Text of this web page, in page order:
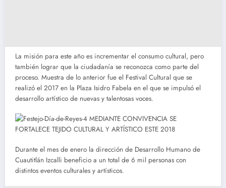
La misión para este año es incrementar el consumo cultural, pero
también lograr que la ciudadanía se reconozca como parte del
proceso. Muestra de lo anterior fue el Festival Cultural que se
realizó el 2017 en la Plaza Isidro Fabela en el que se impulsó el
desarrollo artístico de nuevas y talentosas voces.
Durante el mes de enero la dirección de Desarrollo Humano de
Cuautitlán Izcalli beneficio a un total de 6 mil personas con
distintos eventos culturales y artísticos.